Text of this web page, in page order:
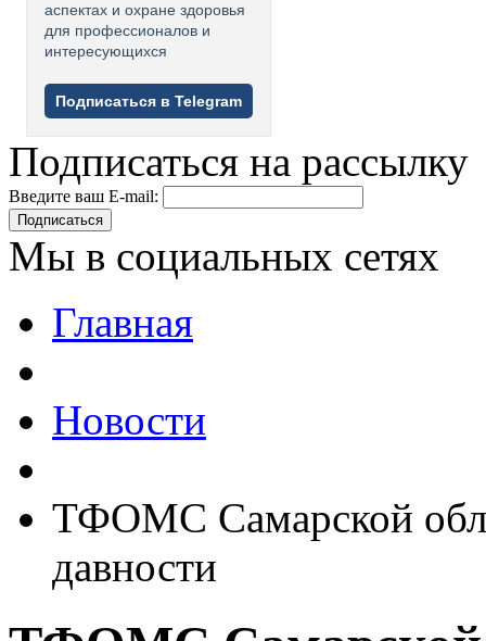
аспектах и охране здоровья
для профессионалов и
интересующихся
Подписаться в Telegram
Подписаться на рассылку
Введите ваш E-mail:
Подписаться
Мы в социальных сетях
Главная
Новости
ТФОМС Самарской
давности